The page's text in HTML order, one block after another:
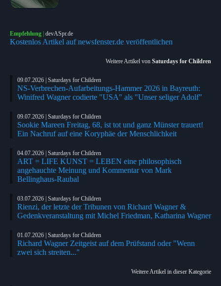
Empfehlung | devASpr.de
Kostenlos Artikel auf newsfenster.de veröffentlichen
Weitere Artikel von Saturdays for Children
09.07.2026 | Saturdays for Children
NS-Verbrechen-Aufarbeitungs-Hammer 2026 in Bayreuth:
Winifred Wagner codierte "USA" als "Unser seliger Adolf"
09.07.2026 | Saturdays for Children
Sookie Mareen Freitag, 68, ist tot und ganz Münster trauert!
Ein Nachruf auf eine Koryphäe der Menschlichkeit
04.07.2026 | Saturdays for Children
ART = LIFE KUNST = LEBEN eine philosophisch
angehauchte Meinung und Kommentar von Mark
Bellinghaus-Raubal
03.07.2026 | Saturdays for Children
Rienzi, der letzte der Tribunen von Richard Wagner &
Gedenkveranstaltung mit Michel Friedman, Katharina Wagner
01.07.2026 | Saturdays for Children
Richard Wagner Zeitgeist auf dem Prüfstand oder "Wenn
zwei sich streiten..."
Weitere Artikel in dieser Kategorie